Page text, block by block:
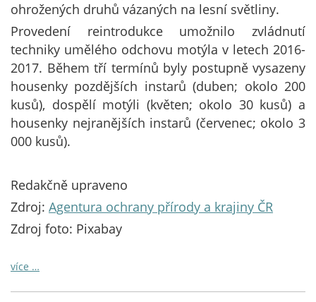
ohrožených druhů vázaných na lesní světliny.
Provedení reintrodukce umožnilo zvládnutí
techniky umělého odchovu motýla v letech 2016-
2017. Během tří termínů byly postupně vysazeny
housenky pozdějších instarů (duben; okolo 200
kusů), dospělí motýli (květen; okolo 30 kusů) a
housenky nejranějších instarů (červenec; okolo 3
000 kusů).
Redakčně upraveno
Zdroj: Agentura ochrany přírody a krajiny ČR
Zdroj foto: Pixabay
více …